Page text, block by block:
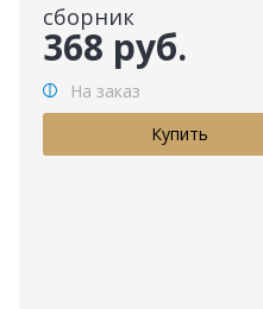
сборник
368 руб.
На заказ